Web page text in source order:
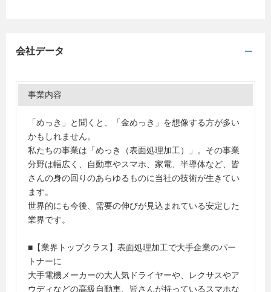
会社データ
事業内容
「めっき」と聞くと、「金めっき」を想像する方が多い
かもしれません。
私たちの事業は「めっき（表面処理加工）」。その事業
分野は幅広く、自動車やスマホ、家電、半導体など、皆
さんの身の回りのあらゆるものに当社の技術が生きてい
ます。
世界的にも今後、需要の伸びが見込まれている安定した
業界です。
■【業界トップクラス】表面処理加工で大手企業のパー
トナーに
大手電機メーカーの大人気ドライヤーや、レクサスやア
ウディなどの高級自動車、皆さんが持っているスマホな